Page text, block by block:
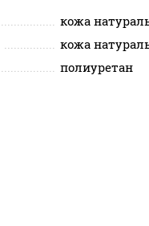
кожа
кожа
полиуретан